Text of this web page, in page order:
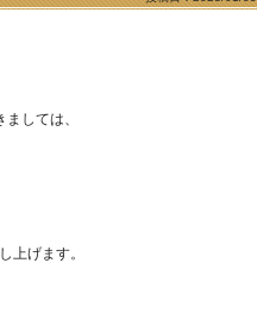
しては、
上げます。